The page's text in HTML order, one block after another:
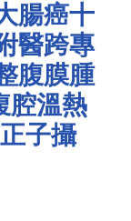
腸癌十
醫跨專
腹膜腫
腔溫熱
子攝